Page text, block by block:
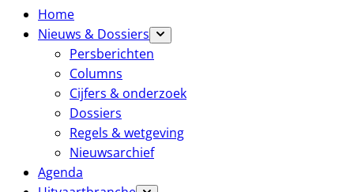
Home
Nieuws & Dossiers
Persberichten
Columns
Cijfers & onderzoek
Dossiers
Regels & wetgeving
Nieuwsarchief
Agenda